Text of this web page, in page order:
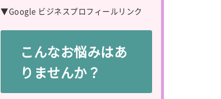
▼Google ビジネスプロフィールリンク
こんなお悩みはあ
りませんか？